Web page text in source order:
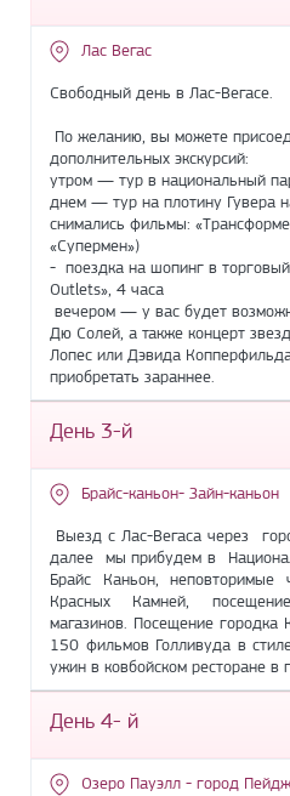
Лас Вегас
Свободный день в Лас-Вегасе.
По желанию, вы можете
дополнительных экскурсий:
утром — тур в национальный
днем — тур на плотину Гувера
снимались фильмы:
«Супермен»)
- поездка на шопинг в
Outlets», 4 часа
вечером — у вас будет
Дю Солей, а также концерт
Лопес или Дэвида
приобретать зараннее.
День 3-й
Брайс-каньон- Зайн-каньон
Выезд с Лас-Вегаса через
далее мы прибудем в
Брайс Каньон,
Красных Камней,
магазинов. Посещение городка
150 фильмов Голливуда в
ужин в ковбойском ресторане в
День 4- й
Озеро Пауэлл - город